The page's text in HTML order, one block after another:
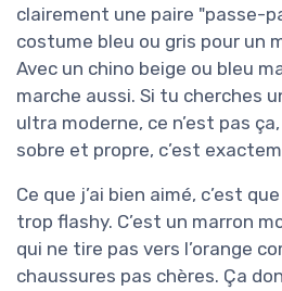
clairement une paire "passe-
costume bleu ou gris pour un
Avec un chino beige ou bleu
marche aussi. Si tu cherches
ultra moderne, ce n’est pas
sobre et propre, c’est
Ce que j’ai bien aimé, c’est
trop flashy. C’est un marron
qui ne tire pas vers l’orange
chaussures pas chères. Ça